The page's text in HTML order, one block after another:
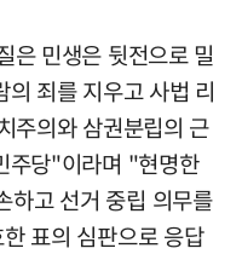
은 민생은 뒷전으로 밀
죄를 지우고 사법 리
주의와 삼권분립의 근
주당"이라며 "현명한
하고 선거 중립 의무를
표의 심판으로 응답